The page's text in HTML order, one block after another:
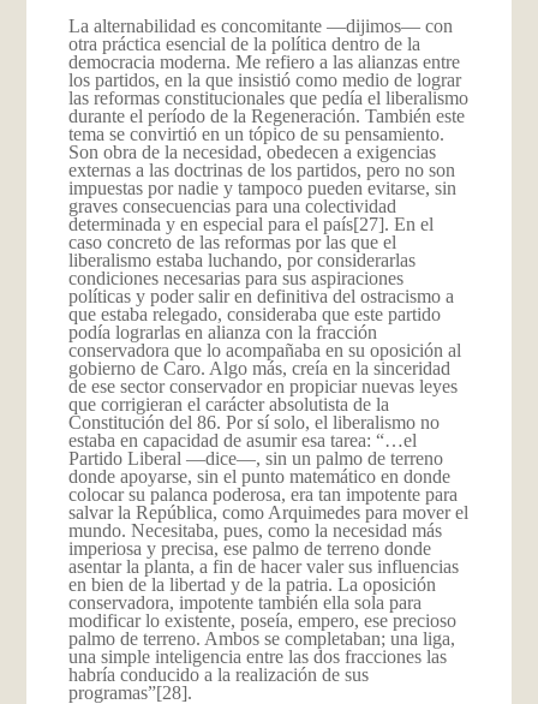
La alternabilidad es concomitante —dijimos— con
otra práctica esencial de la política dentro de la
democracia moderna. Me refiero a las alianzas entre
los partidos, en la que insistió como medio de lograr
las reformas constitucionales que pedía el liberalismo
durante el período de la Regeneración. También este
tema se convirtió en un tópico de su pensamiento.
Son obra de la necesidad, obedecen a exigencias
externas a las doctrinas de los partidos, pero no son
impuestas por nadie y tampoco pueden evitarse, sin
graves consecuencias para una colectividad
determinada y en especial para el país[27]. En el
caso concreto de las reformas por las que el
liberalismo estaba luchando, por considerarlas
condiciones necesarias para sus aspiraciones
políticas y poder salir en definitiva del ostracismo a
que estaba relegado, consideraba que este partido
podía lograrlas en alianza con la fracción
conservadora que lo acompañaba en su oposición al
gobierno de Caro. Algo más, creía en la sinceridad
de ese sector conservador en propiciar nuevas leyes
que corrigieran el carácter absolutista de la
Constitución del 86. Por sí solo, el liberalismo no
estaba en capacidad de asumir esa tarea: “…el
Partido Liberal —dice—, sin un palmo de terreno
donde apoyarse, sin el punto matemático en donde
colocar su palanca poderosa, era tan impotente para
salvar la República, como Arquimedes para mover el
mundo. Necesitaba, pues, como la necesidad más
imperiosa y precisa, ese palmo de terreno donde
asentar la planta, a fin de hacer valer sus influencias
en bien de la libertad y de la patria. La oposición
conservadora, impotente también ella sola para
modificar lo existente, poseía, empero, ese precioso
palmo de terreno. Ambos se completaban; una liga,
una simple inteligencia entre las dos fracciones las
habría conducido a la realización de sus
programas”[28].